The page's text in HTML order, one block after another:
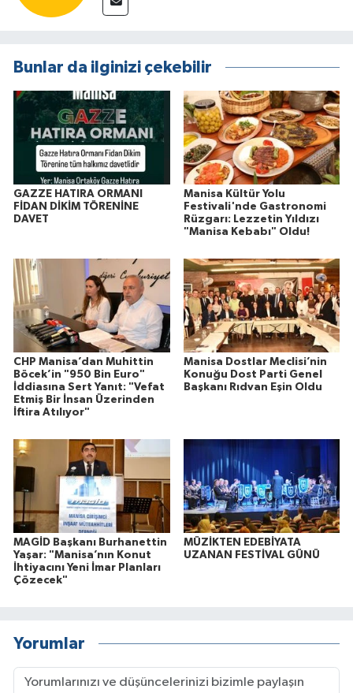
Bunlar da ilginizi çekebilir
GAZZE HATIRA ORMANI
FİDAN DİKİM TÖRENİNE
DAVET
Manisa Kültür Yolu
Festivali'nde Gastronomi
Rüzgarı: Lezzetin Yıldızı
"Manisa Kebabı" Oldu!
CHP Manisa’dan Muhittin
Böcek’in "950 Bin Euro"
İddiasına Sert Yanıt: "Vefat
Etmiş Bir İnsan Üzerinden
İftira Atılıyor"
Manisa Dostlar Meclisi’nin
Konuğu Dost Parti Genel
Başkanı Rıdvan Eşin Oldu
MAGİD Başkanı Burhanettin
Yaşar: "Manisa’nın Konut
İhtiyacını Yeni İmar Planları
Çözecek"
MÜZİKTEN EDEBİYATA
UZANAN FESTİVAL GÜNÜ
Yorumlar